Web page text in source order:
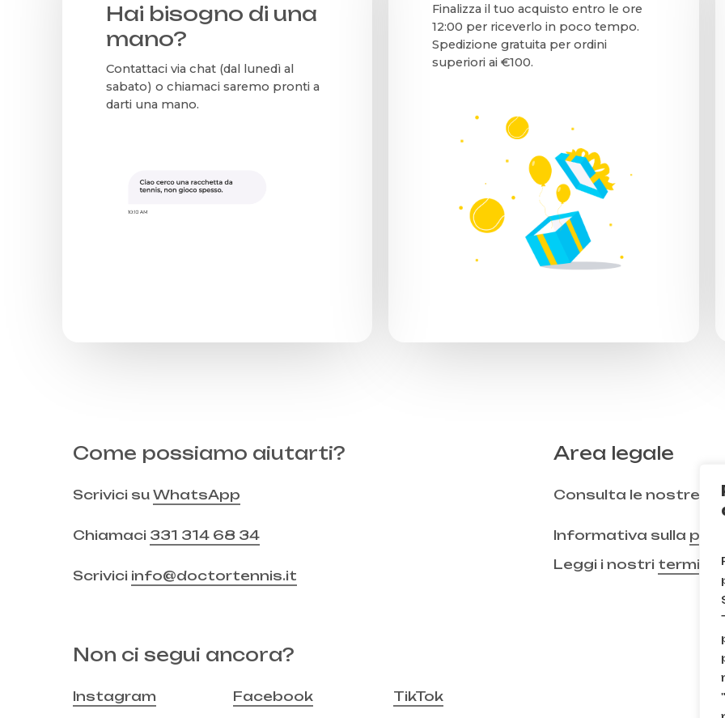
Hai bisogno di una
mano?
Contattaci via chat (dal lunedì al
sabato) o chiamaci saremo pronti a
darti una mano.
Finalizza il tuo acquisto entro le ore
12:00 per riceverlo in poco tempo.
Spedizione gratuita per ordini
superiori ai €100.
Come possiamo aiutarti?
Scrivici suWhatsApp
Chiamaci 331 314 68 34
Scrivici info@doctortennis.it
Area legale
Consulta le nostre
Informativa sulla
Leggi i nostri termini
Non ci segui ancora?
Instagram Facebook TikTok